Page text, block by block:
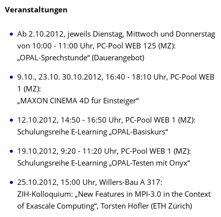
Veranstaltungen
Ab 2.10.2012, jeweils Dienstag, Mittwoch und Donnerstag
von 10:00 - 11:00 Uhr, PC-Pool WEB 125 (MZ):
„OPAL-Sprechstunde“ (Dauerangebot)
9.10., 23.10. 30.10.2012, 16:40 - 18:10 Uhr, PC-Pool WEB
1 (MZ):
„MAXON CINEMA 4D für Einsteiger“
12.10.2012, 14:50 - 16:50 Uhr, PC-Pool WEB 1 (MZ):
Schulungsreihe E-Learning „OPAL-Basiskurs“
19.10.2012, 9:20 - 11:20 Uhr, PC-Pool WEB 1 (MZ):
Schulungsreihe E-Learning „OPAL-Testen mit Onyx“
25.10.2012, 15:00 Uhr, Willers-Bau A 317:
ZIH-Kolloquium: „New Features in MPI-3.0 in the Context
of Exascale Computing“, Torsten Höfler (ETH Zürich)